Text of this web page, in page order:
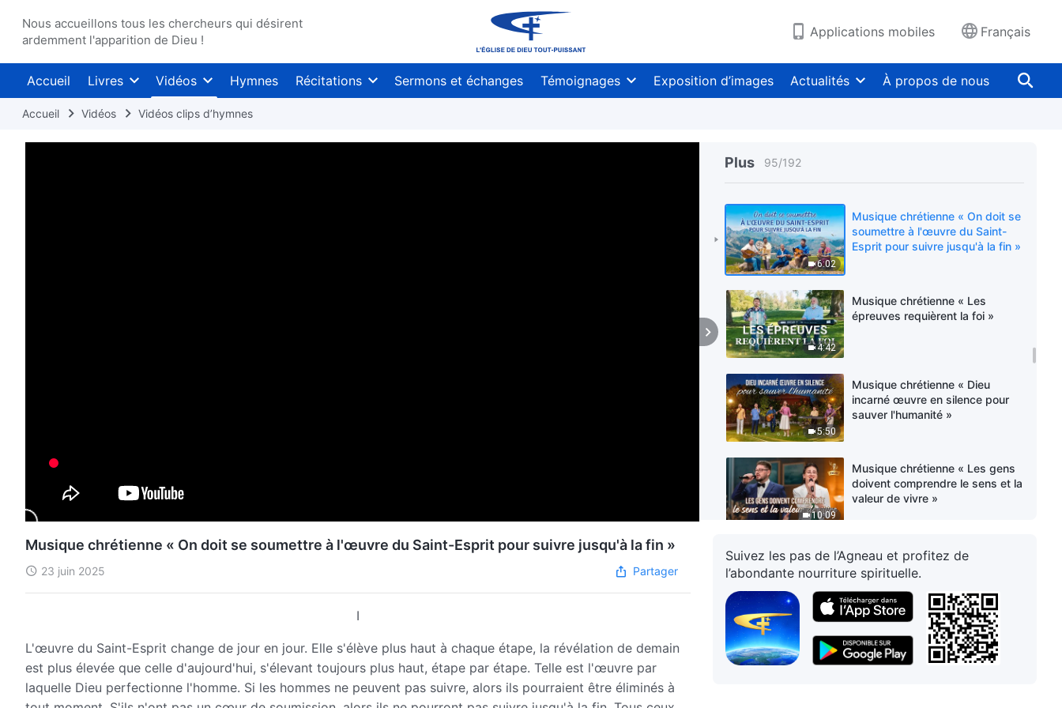
Nous accueillons tous les chercheurs qui désirent
ardemment l'apparition de Dieu !
Applications mobiles Français
Accueil Livres Vidéos Hymnes Récitations Sermons et échanges Témoignages Exposition d’images Actualités À propos de nous
Accueil Vidéos Vidéos clips d’hymnes
Plus 95/192
3:56
« L'homme ne croit pas vraiment
en Christ »
6:02
Musique chrétienne « On doit se
soumettre à l'œuvre du Saint-
Esprit pour suivre jusqu'à la fin »
4:42
Musique chrétienne « Les
épreuves requièrent la foi »
5:50
Musique chrétienne « Dieu
incarné œuvre en silence pour
sauver l'humanité »
10:09
Musique chrétienne « Les gens
doivent comprendre le sens et la
valeur de vivre »
4:42
Musique chrétienne « Louons
Dieu d'un cœur sans partage »
Musique chrétienne « La vie de
l'homme est entièrement sous la
souveraineté de Dieu »
Musique chrétienne « On doit se soumettre à l'œuvre du Saint-Esprit pour suivre jusqu'à la fin »
23 juin 2025 Partager
I
L'œuvre du Saint-Esprit change de jour en jour. Elle s'élève plus haut à chaque étape, la révélation de demain
est plus élevée que celle d'aujourd'hui, s'élevant toujours plus haut, étape par étape. Telle est l'œuvre par
laquelle Dieu perfectionne l'homme. Si les hommes ne peuvent pas suivre, alors ils pourraient être éliminés à
Suivez les pas de l’Agneau et profitez de
l’abondante nourriture spirituelle.